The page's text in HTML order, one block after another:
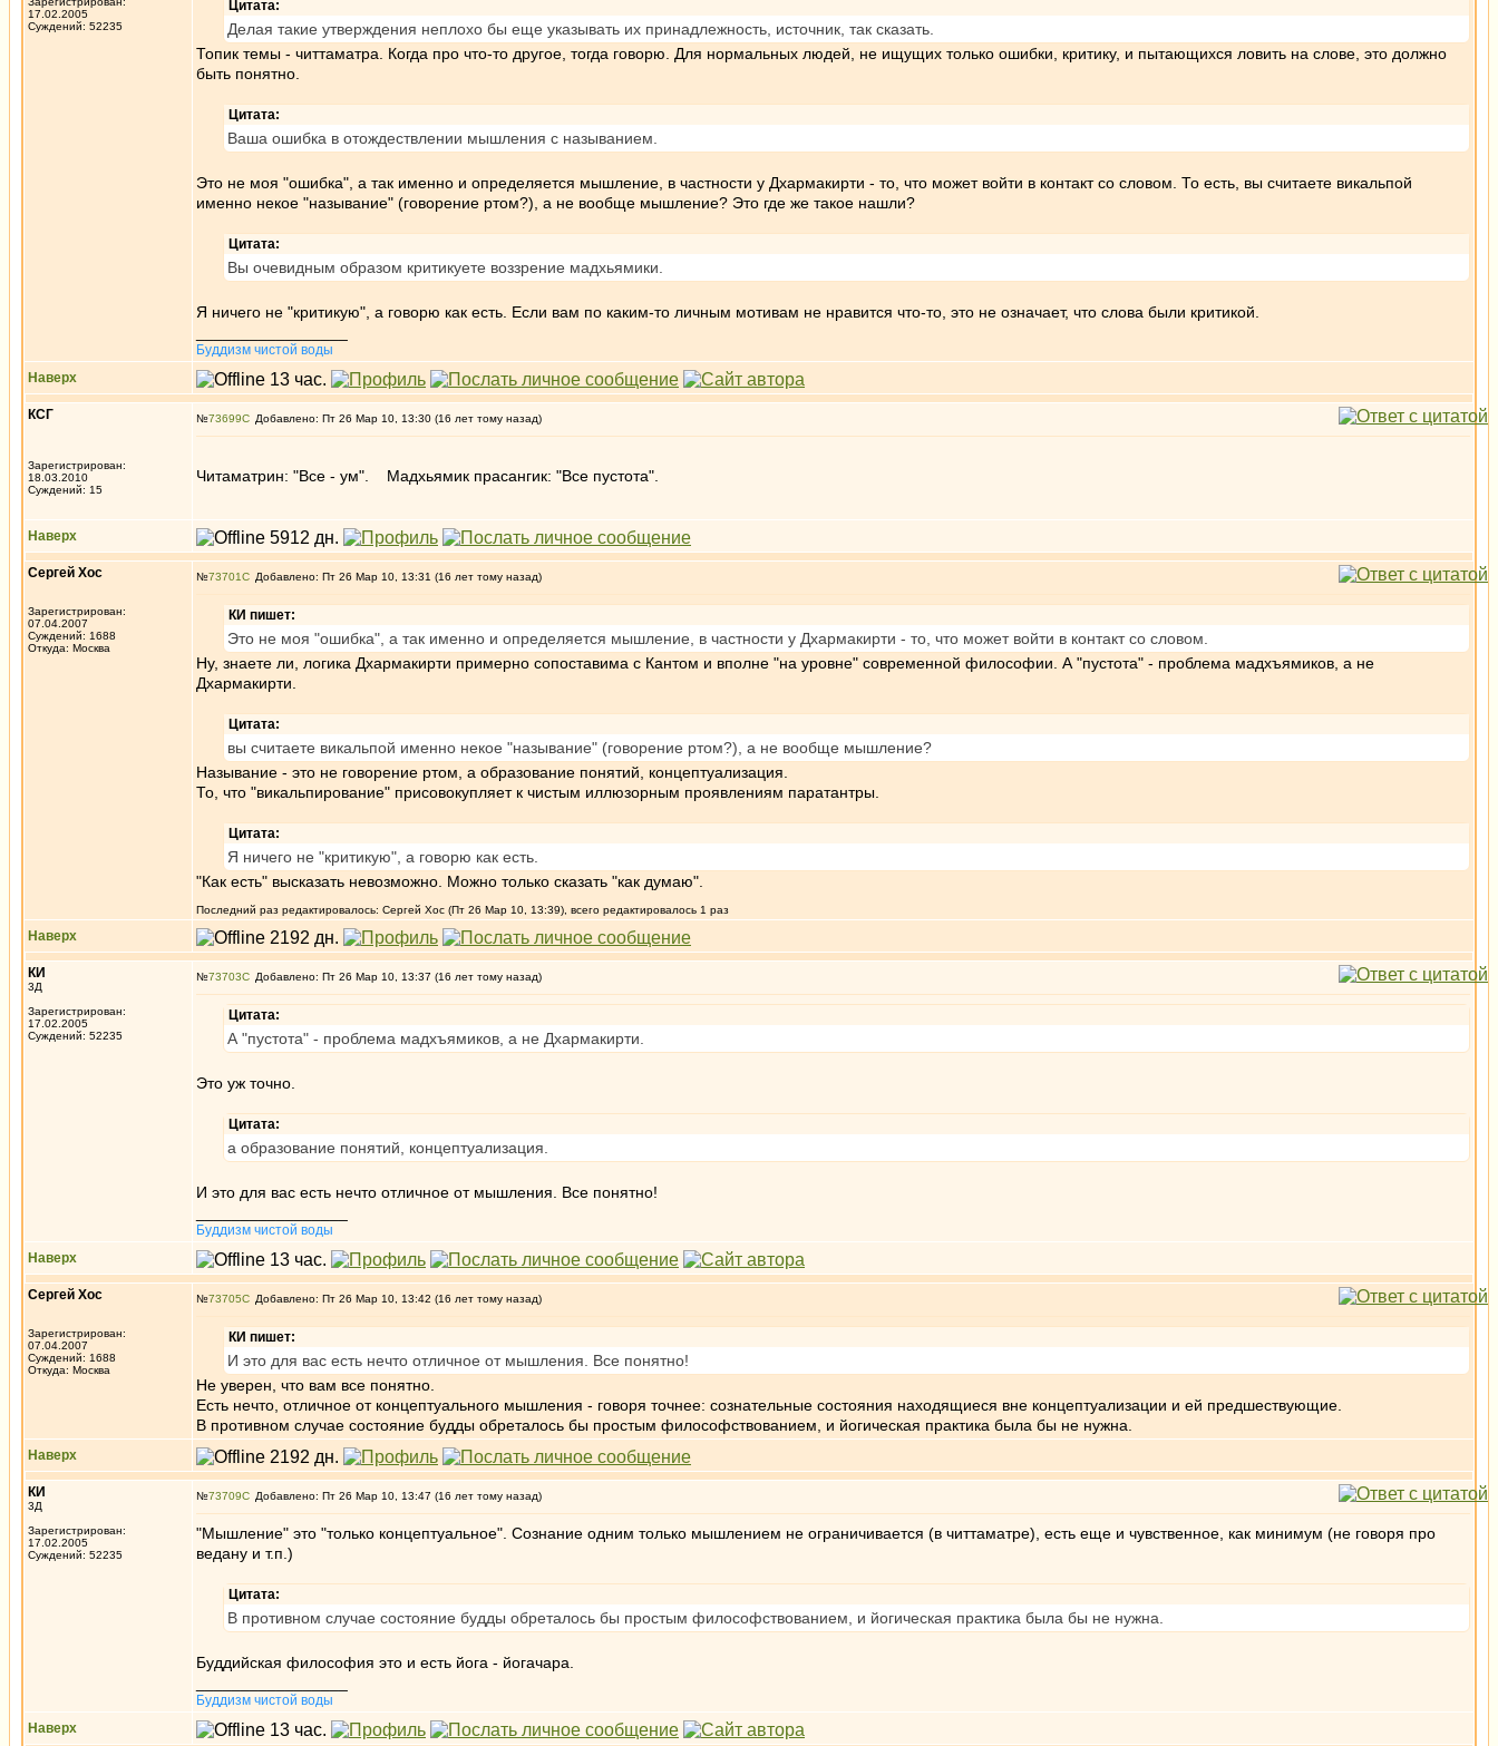
17.02.2005
Суждений: 52235
Цитата:
Делая такие утверждения неплохо бы еще указывать их принадлежность, источник, так сказать.
Топик темы - читтаматра. Когда про что-то другое, тогда говорю. Для нормальных людей, не ищущих только ошибки, критику, и пытающихся ловить на слове, это должно
быть понятно.
Цитата:
Ваша ошибка в отождествлении мышления с называнием.
Это не моя "ошибка", а так именно и определяется мышление, в частности у Дхармакирти - то, что может войти в контакт со словом. То есть, вы считаете викальпой
именно некое "называние" (говорение ртом?), а не вообще мышление? Это где же такое нашли?
Цитата:
Вы очевидным образом критикуете воззрение мадхьямики.
Я ничего не "критикую", а говорю как есть. Если вам по каким-то личным мотивам не нравится что-то, это не означает, что слова были критикой.
Буддизм чистой воды
Наверх
КСГ
Зарегистрирован:
18.03.2010
Суждений: 15
№73699 Добавлено: Пт 26 Мар 10, 13:30 (16 лет тому назад)
Читаматрин: "Все - ум". Мадхьямик прасангик: "Все пустота".
Наверх
Сергей Хос
Зарегистрирован:
07.04.2007
Суждений: 1688
Откуда: Москва
№73701 Добавлено: Пт 26 Мар 10, 13:31 (16 лет тому назад)
КИ пишет:
Это не моя "ошибка", а так именно и определяется мышление, в частности у Дхармакирти - то, что может войти в контакт со словом.
Ну, знаете ли, логика Дхармакирти примерно сопоставима с Кантом и вполне "на уровне" современной философии. А "пустота" - проблема мадхъямиков, а не
Дхармакирти.
Цитата:
вы считаете викальпой именно некое "называние" (говорение ртом?), а не вообще мышление?
Называние - это не говорение ртом, а образование понятий, концептуализация.
То, что "викальпирование" присовокупляет к чистым иллюзорным проявлениям паратантры.
Цитата:
Я ничего не "критикую", а говорю как есть.
"Как есть" высказать невозможно. Можно только сказать "как думаю".
Последний раз редактировалось: Сергей Хос (Пт 26 Мар 10, 13:39), всего редактировалось 1 раз
Наверх
КИ
3Д
Зарегистрирован:
17.02.2005
Суждений: 52235
№73703 Добавлено: Пт 26 Мар 10, 13:37 (16 лет тому назад)
Цитата:
А "пустота" - проблема мадхъямиков, а не Дхармакирти.
Это уж точно.
Цитата:
а образование понятий, концептуализация.
И это для вас есть нечто отличное от мышления. Все понятно!
Буддизм чистой воды
Наверх
Сергей Хос
Зарегистрирован:
07.04.2007
Суждений: 1688
Откуда: Москва
№73705 Добавлено: Пт 26 Мар 10, 13:42 (16 лет тому назад)
КИ пишет:
И это для вас есть нечто отличное от мышления. Все понятно!
Не уверен, что вам все понятно.
Есть нечто, отличное от концептуального мышления - говоря точнее: сознательные состояния находящиеся вне концептуализации и ей предшествующие.
В противном случае состояние будды обреталось бы простым философствованием, и йогическая практика была бы не нужна.
Наверх
КИ
3Д
Зарегистрирован:
17.02.2005
Суждений: 52235
№73709 Добавлено: Пт 26 Мар 10, 13:47 (16 лет тому назад)
"Мышление" это "только концептуальное". Сознание одним только мышлением не ограничивается (в читтаматре), есть еще и чувственное, как минимум (не говоря про
ведану и т.п.)
Цитата:
В противном случае состояние будды обреталось бы простым философствованием, и йогическая практика была бы не нужна.
Буддийская философия это и есть йога - йогачара.
Буддизм чистой воды
Наверх